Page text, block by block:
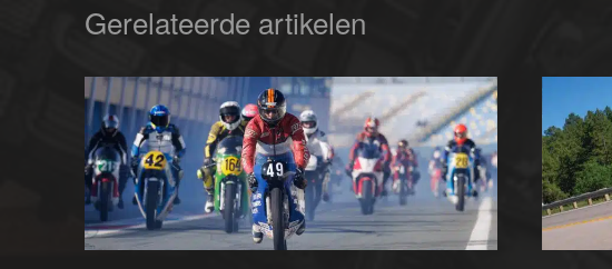
Gerelateerde artikelen